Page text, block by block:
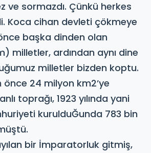
ve sormazdı. Çünkü herkes
Koca cihan devleti çökmeye
başka dinden olan
milletler, ardından aynı dine
milletler bizden koptu.
önce 24 milyon km2’ye
toprağı, 1923 yılında yani
kurulduĞunda 783 bin
bir İmparatorluk gitmiş,